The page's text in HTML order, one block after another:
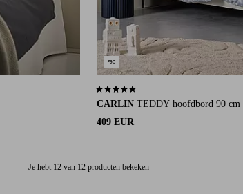
CARLIN TEDDY hoofdbord 90 cm
409 EUR
4,5 op basis van 2 beoordelingen
Je hebt 12 van 12 producten bekeken